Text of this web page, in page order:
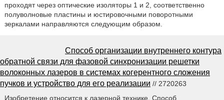
проходят через оптические изоляторы 1 и 2, соответственно
полуволновые пластины и юстировочными поворотными
зеркалами направляются следующим образом.
Способ организации внутреннего контура
обратной связи для фазовой синхронизации решетки
волоконных лазеров в системах когерентного сложения
пучков и устройство для его реализации // 2720263
Изобретение относится к лазерной технике. Способ